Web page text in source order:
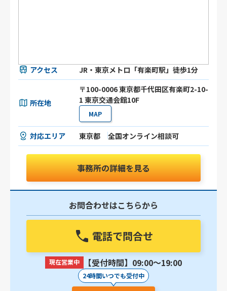
アクセス JR・東京メトロ「有楽町駅」徒歩1分
所在地
〒100-0006 東京都千代田区有楽町2-10-
1 東京交通会館10F
MAP
対応エリア 東京都 全国オンライン相談可
事務所の詳細を見る
お問合わせはこちらから
電話で問合せ
現在営業中 【受付時間】09:00〜19:00
24時間いつでも受付中